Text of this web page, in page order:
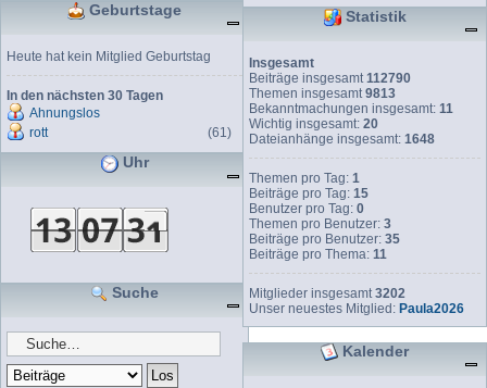
Geburtstage
Heute hat kein Mitglied Geburtstag
In den nächsten 30 Tagen
Ahnungslos
rott
(61)
Uhr
Suche
Statistik
Insgesamt
Beiträge insgesamt 112790
Themen insgesamt9813
Bekanntmachungen insgesamt: 11
Wichtig insgesamt:20
Dateianhänge insgesamt: 1648
Themen pro Tag: 1
Beiträge pro Tag: 15
Benutzer pro Tag:0
Themen pro Benutzer:3
Beiträge pro Benutzer:35
Beiträge pro Thema: 11
Mitglieder insgesamt3202
Unser neuestes Mitglied:Paula2026
Kalender